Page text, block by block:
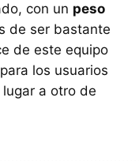
con un peso
de ser bastante
de este equipo
los usuarios
a otro de